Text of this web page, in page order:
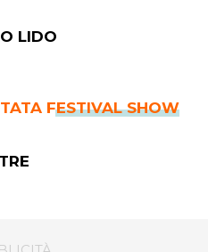
LIDO
FESTIVAL SHOW